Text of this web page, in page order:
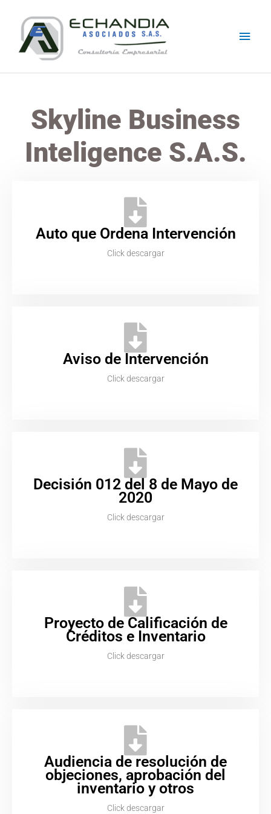
content
Skyline Business
Inteligence S.A.S.
Auto que Ordena Intervención
Click descargar
Aviso de Intervención
Click descargar
Decisión 012 del 8 de Mayo de
2020
Click descargar
Proyecto de Calificación de
Créditos e Inventario
Click descargar
Audiencia de resolución de
objeciones, aprobación del
inventario y otros
Click descargar